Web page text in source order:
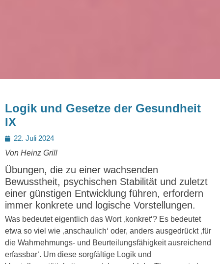
Logik und Gesetze der Gesundheit
IX
Posted
on
22. Juli 2024
Von Heinz Grill
Übungen, die zu einer wachsenden
Bewusstheit, psychischen Stabilität und zuletzt
einer günstigen Entwicklung führen, erfordern
immer konkrete und logische Vorstellungen.
Was bedeutet eigentlich das Wort ‚konkret‘? Es bedeutet
etwa so viel wie ‚anschaulich‘ oder, anders ausgedrückt ‚für
die Wahrnehmungs- und Beurteilungsfähigkeit ausreichend
erfassbar‘. Um diese sorgfältige Logik und